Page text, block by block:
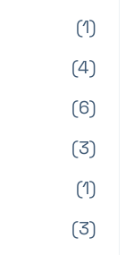
(1)
(4)
(6)
(3)
(1)
(3)